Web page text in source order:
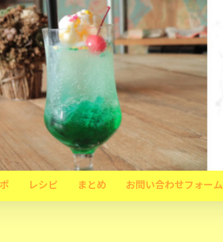
レシピ まとめ お問い合わせフォーム